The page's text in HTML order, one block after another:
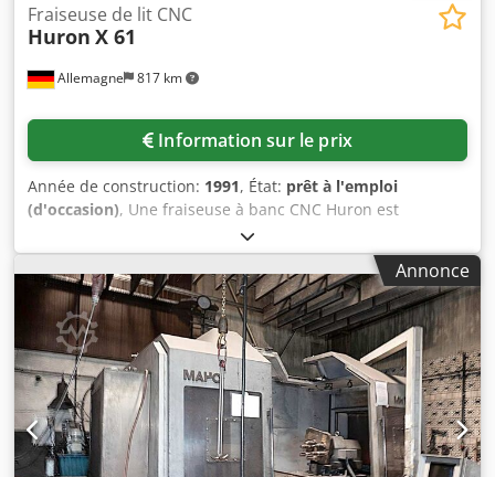
Allemagne 817 km
Fraiseuse de lit CNC
Huron X 61
Information sur le prix
Année de construction: 1991, État: prêt à l'emploi
(d'occasion), Une fraiseuse à banc CNC Huron est
disponible. Course X/Y/Z : 2400mm/1000mm/1000mm,
commande : Heidenhain TNC 415. Une inspection sur site
est possible. Crsdpfev Ubp Rjx Adtef
Annonce